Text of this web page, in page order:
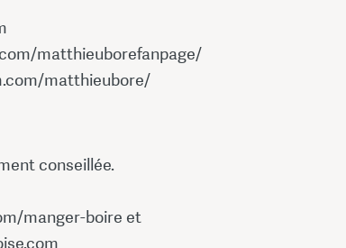
matthieuborefanpage/
matthieubore/
conseillée.
manger-boire et